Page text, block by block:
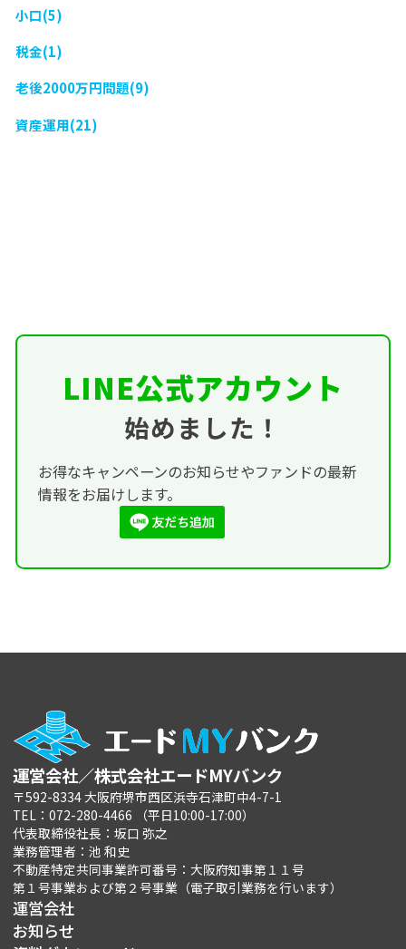
小口(5)
税金(1)
老後2000万円問題(9)
資産運用(21)
LINE公式アカウント
始めました！
お得なキャンペーンのお知らせやファンドの最新
情報をお届けします。
運営会社／株式会社エードMYバンク
〒592-8334 大阪府堺市西区浜寺石津町中4-7-1
TEL：072-280-4466 （平日10:00-17:00）
代表取締役社長：坂口 弥之
業務管理者：池 和史
不動産特定共同事業許可番号：大阪府知事第１１号
第１号事業および第２号事業（電子取引業務を行います）
運営会社
お知らせ